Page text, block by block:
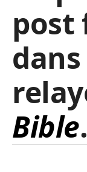
post
Bible.